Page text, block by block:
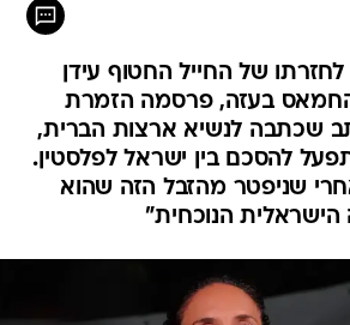
של החייל החטוף עידן
בעזה, פרסמה הזמרת
שכתבה לנשיא ארצות הברית,
להסכם בין ישראל לפלסטין.
שניפטר מהזבל הזה שהוא
הנוכחית"